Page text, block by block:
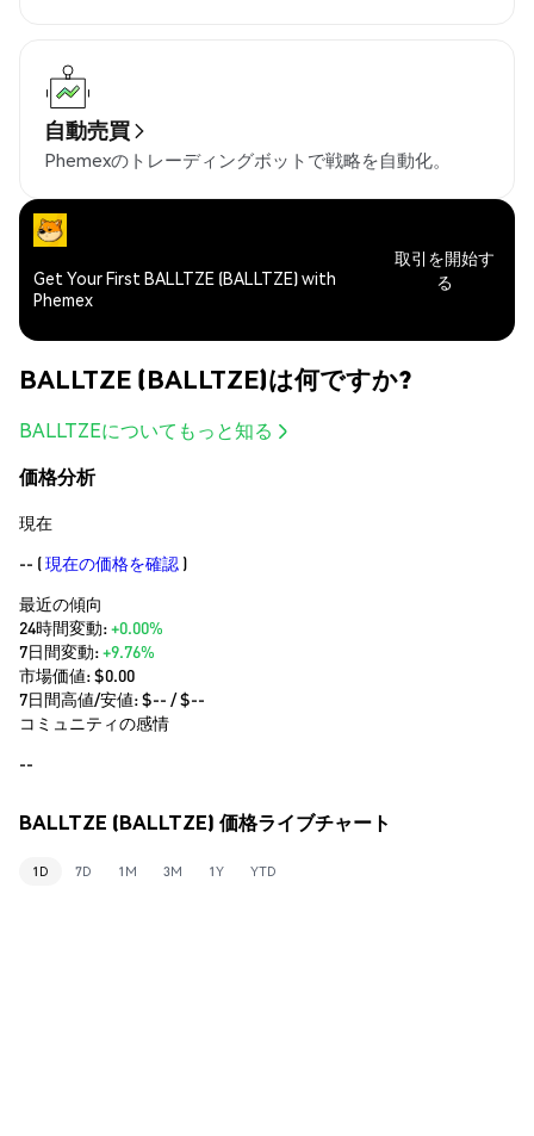
自動売買
Phemexのトレーディングボットで戦略を自動化。
Get Your First BALLTZE (BALLTZE) with
Phemex
取引を開始す
る
BALLTZE (BALLTZE)は何ですか?
BALLTZEについてもっと知る
価格分析
現在
-- (現在の価格を確認 )
最近の傾向
24時間変動:+0.00%
7日間変動:+9.76%
市場価値:$0.00
7日間高値/安値: $-- / $--
コミュニティの感情
--
BALLTZE (BALLTZE) 価格ライブチャート
1D 7D 1M 3M 1Y YTD